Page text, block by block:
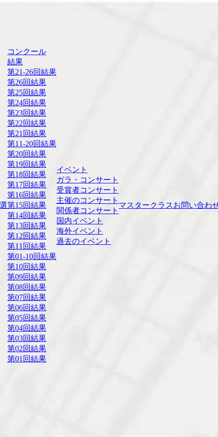
コンクール
結果
第21-26回結果
第26回結果
第25回結果
第24回結果
第23回結果
第22回結果
第21回結果
第11-20回結果
第20回結果
第19回結果
第18回結果
第17回結果
第16回結果
第15回結果
第14回結果
第13回結果
第12回結果
第11回結果
第01-10回結果
第10回結果
第09回結果
第08回結果
第07回結果
第06回結果
第05回結果
第04回結果
第03回結果
第02回結果
第01回結果
イベント
ガラ・コンサート
受賞者コンサート
主催のコンサート
関係者コンサート
国内イベント
海外イベント
過去のイベント
マスタークラスお問い合わ